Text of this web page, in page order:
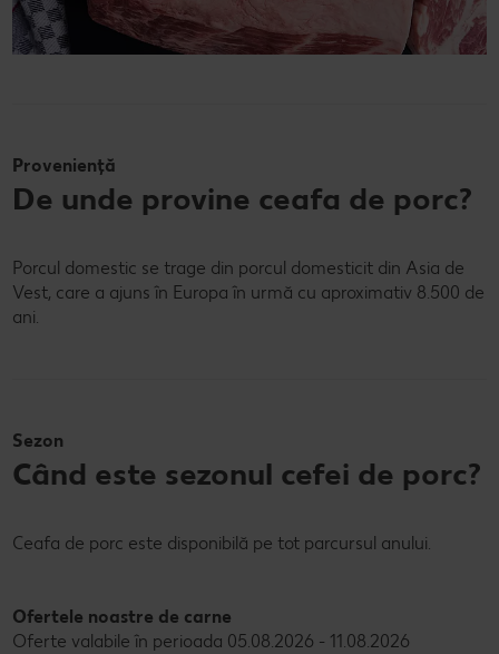
Proveniență
De unde provine ceafa de porc?
Porcul domestic se trage din porcul domesticit din Asia de
Vest, care a ajuns în Europa în urmă cu aproximativ 8.500 de
ani.
Sezon
Când este sezonul cefei de porc?
Ceafa de porc este disponibilă pe tot parcursul anului.
Ofertele noastre de carne
Oferte valabile în perioada 05.08.2026 - 11.08.2026